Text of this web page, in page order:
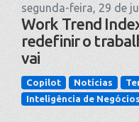
segunda-feira, 29 de
Work Trend
redefinir o
vai
Copilot Notícias
Inteligência de Negócios